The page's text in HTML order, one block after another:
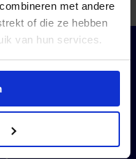
met andere
of die ze hebben
van hun services.
221
00 80